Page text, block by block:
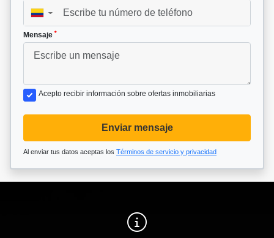
▼
Mensaje *
Acepto recibir información sobre ofertas inmobiliarias
Enviar mensaje
Al enviar tus datos aceptas los Términos de servicio y privacidad